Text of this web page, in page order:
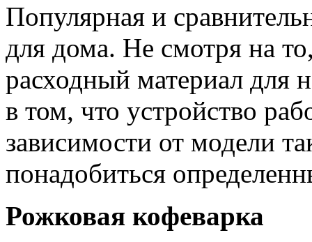
Популярная и
для дома. Не смотря на
расходный материал для
в том, что устройство
зависимости от модели
понадобиться
Рожковая кофеварка